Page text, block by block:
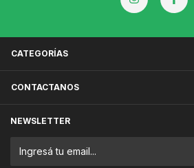
CATEGORÍAS
CONTACTANOS
NEWSLETTER